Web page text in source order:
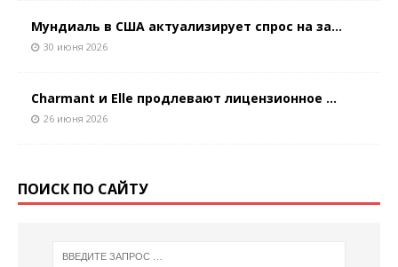
Мундиаль в США актуализирует спрос на за...
30 июня 2026
Charmant и Elle продлевают лицензионное ...
26 июня 2026
ПОИСК ПО САЙТУ